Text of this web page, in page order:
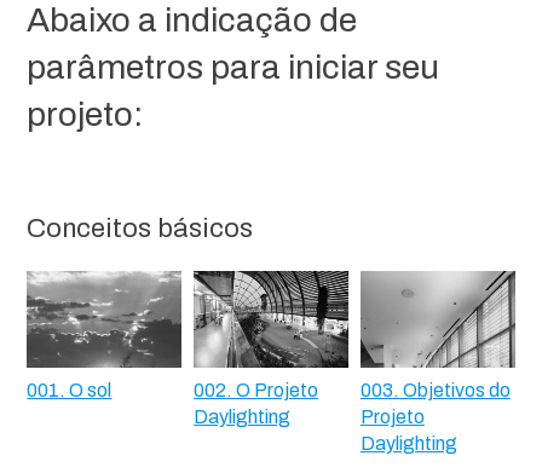
Abaixo a indicação de
parâmetros para iniciar seu
projeto:
Conceitos básicos
001. O sol
002. O Projeto
Daylighting
003. Objetivos do
Projeto
Daylighting